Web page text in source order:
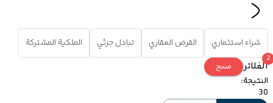
شراء استثماري القرض العقاري تبادل جزئي الملكية المشتركة
الفلاتر
2
مسح
النتيجة:
30